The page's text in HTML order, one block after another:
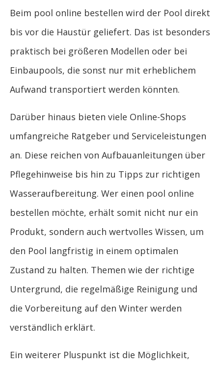
Beim pool online bestellen wird der Pool direkt
bis vor die Haustür geliefert. Das ist besonders
praktisch bei größeren Modellen oder bei
Einbaupools, die sonst nur mit erheblichem
Aufwand transportiert werden könnten.
Darüber hinaus bieten viele Online-Shops
umfangreiche Ratgeber und Serviceleistungen
an. Diese reichen von Aufbauanleitungen über
Pflegehinweise bis hin zu Tipps zur richtigen
Wasseraufbereitung. Wer einen pool online
bestellen möchte, erhält somit nicht nur ein
Produkt, sondern auch wertvolles Wissen, um
den Pool langfristig in einem optimalen
Zustand zu halten. Themen wie der richtige
Untergrund, die regelmäßige Reinigung und
die Vorbereitung auf den Winter werden
verständlich erklärt.
Ein weiterer Pluspunkt ist die Möglichkeit,